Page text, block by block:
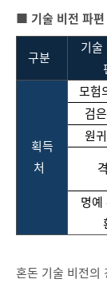
■ 기술 비전 파편
구분
기술
획득
처
모험
검은
원
명예
혼돈 기술 비전의